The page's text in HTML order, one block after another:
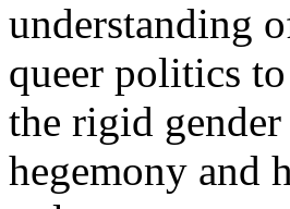
understanding
queer politics
the rigid
hegemony and